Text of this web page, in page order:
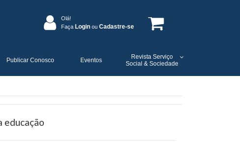
Olá!
Faça Login ou Cadastre-se
Publicar Conosco Eventos
Revista Serviço
Social & Sociedade
educação